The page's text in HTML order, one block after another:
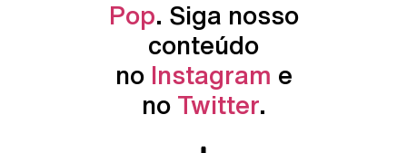
Pop. Siga nosso
conteúdo
no Instagram e
no Twitter.